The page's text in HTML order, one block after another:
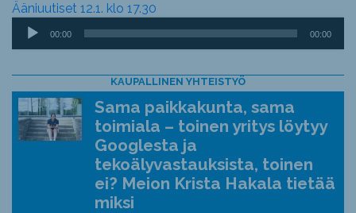
Ääniuutiset 12.1. klo 17.30
Äänitoistin
00:00 00:00
KAUPALLINEN YHTEISTYÖ
Sama paikkakunta, sama
toimiala – toinen yritys löytyy
Googlesta ja
tekoälyvastauksista, toinen
ei? Meion Krista Hakala tietää
miksi